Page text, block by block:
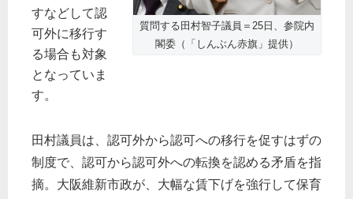
質問する田村智子議員＝25日、参院内
閣委（「しんぶん赤旗」提供）
すなどして認
可外に移行す
る場合も対象
となっていま
す。
田村議員は、認可外から認可への移行を促すはずの
制度で、認可から認可外への転換を認める矛盾を指
摘。大阪維新市政が、大幅な賃下げを強行して保育